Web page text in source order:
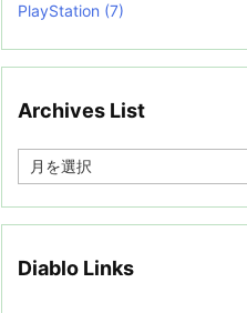
PlayStation (7)
Archives List
e
Diablo Links